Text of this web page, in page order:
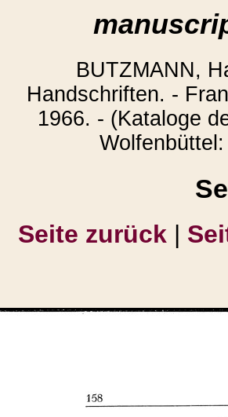
BUTZMANN,
Handschriften. -
1966. - (Kataloge
Seite zurück |